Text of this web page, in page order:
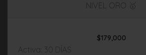
NIVEL ORO 🥇
$179,000
Activa: 30 DÍAS